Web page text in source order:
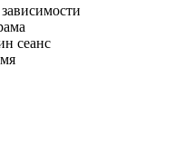
сеанс